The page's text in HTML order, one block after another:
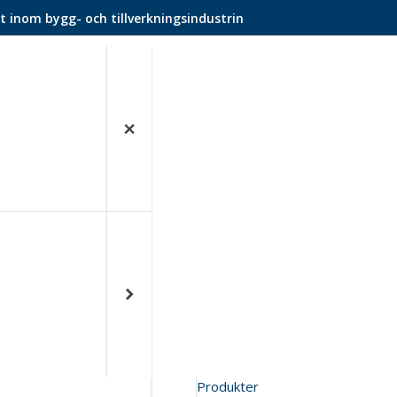
inom bygg- och tillverkningsindustrin
Produkter